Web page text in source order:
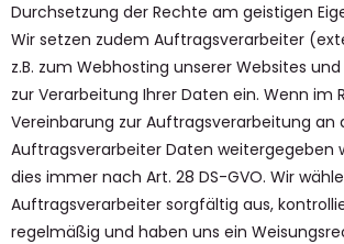
Durchsetzung der Rechte am geistigen
Wir setzen zudem Auftragsverarbeiter
z.B. zum Webhosting unserer Websites
zur Verarbeitung Ihrer Daten ein. Wenn im
Vereinbarung zur Auftragsverarbeitung an
Auftragsverarbeiter Daten weitergegeben
dies immer nach Art. 28 DS-GVO. Wir
Auftragsverarbeiter sorgfältig aus,
regelmäßig und haben uns ein